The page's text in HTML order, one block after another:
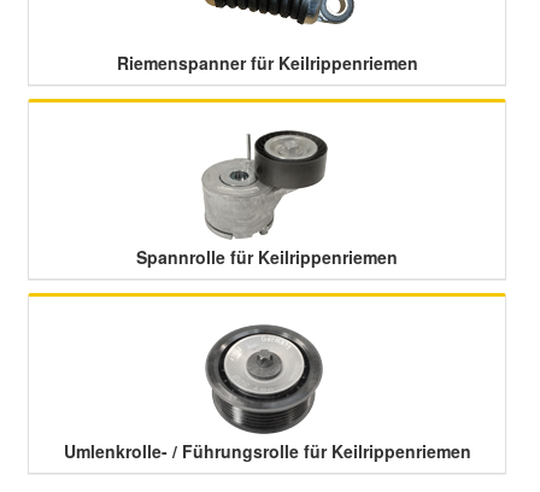
Riemenspanner für Keilrippenriemen
Spannrolle für Keilrippenriemen
Umlenkrolle- / Führungsrolle für Keilrippenriemen
Nissan Ersatzteile
Skoda Ersatzteile
Suzuki Ersatzteile
Toyota Ersatzteile